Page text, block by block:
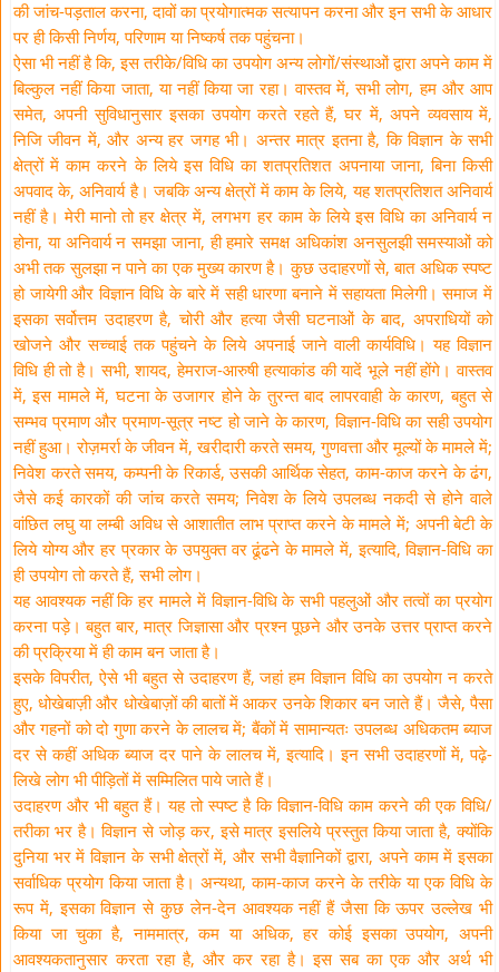
की जांच-पड़ताल करना, दावों का प्रयोगात्मक सत्यापन करना और इन सभी के आधार
पर ही किसी निर्णय, परिणाम या निष्कर्ष तक पहुंचना।
ऐसा भी नहीं है कि, इस तरीके/विधि का उपयोग अन्य लोगों/संस्थाओं द्वारा अपने काम में
बिल्कुल नहीं किया जाता, या नहीं किया जा रहा। वास्तव में, सभी लोग, हम और आप
समेत, अपनी सुविधानुसार इसका उपयोग करते रहते हैं, घर में, अपने व्यवसाय में,
निजि जीवन में, और अन्य हर जगह भी। अन्तर मात्र इतना है, कि विज्ञान के सभी
क्षेत्रों में काम करने के लिये इस विधि का शतप्रतिशत अपनाया जाना, बिना किसी
अपवाद के, अनिवार्य है। जबकि अन्य क्षेत्रों में काम के लिये, यह शतप्रतिशत अनिवार्य
नहीं है। मेरी मानो तो हर क्षेत्र में, लगभग हर काम के लिये इस विधि का अनिवार्य न
होना, या अनिवार्य न समझा जाना, ही हमारे समक्ष अधिकांश अनसुलझी समस्याओं को
अभी तक सुलझा न पाने का एक मुख्य कारण है। कुछ उदाहरणों से, बात अधिक स्पष्ट
हो जायेगी और विज्ञान विधि के बारे में सही धारणा बनाने में सहायता मिलेगी। समाज में
इसका सर्वोत्तम उदाहरण है, चोरी और हत्या जैसी घटनाओं के बाद, अपराधियों को
खोजने और सच्चाई तक पहुंचने के लिये अपनाई जाने वाली कार्यविधि। यह विज्ञान
विधि ही तो है। सभी, शायद, हेमराज-आरुषी हत्याकांड की यादें भूले नहीं होंगे। वास्तव
में, इस मामले में, घटना के उजागर होने के तुरन्त बाद लापरवाही के कारण, बहुत से
सम्भव प्रमाण और प्रमाण-सूत्र नष्ट हो जाने के कारण, विज्ञान-विधि का सही उपयोग
नहीं हुआ। रोज़मर्रा के जीवन में, खरीदारी करते समय, गुणवत्ता और मूल्यों के मामले में;
निवेश करते समय, कम्पनी के रिकार्ड, उसकी आर्थिक सेहत, काम-काज करने के ढंग,
जैसे कई कारकों की जांच करते समय; निवेश के लिये उपलब्ध नकदी से होने वाले
वांछित लघु या लम्बी अविध से आशातीत लाभ प्राप्त करने के मामले में; अपनी बेटी के
लिये योग्य और हर प्रकार के उपयुक्त वर ढूंढने के मामले में, इत्यादि, विज्ञान-विधि का
ही उपयोग तो करते हैं, सभी लोग।
यह आवश्यक नहीं कि हर मामले में विज्ञान-विधि के सभी पहलुओं और तत्वों का प्रयोग
करना पड़े। बहुत बार, मात्र जिज्ञासा और प्रश्न पूछने और उनके उत्तर प्राप्त करने
की प्रक्रिया में ही काम बन जाता है।
इसके विपरीत, ऐसे भी बहुत से उदाहरण हैं, जहां हम विज्ञान विधि का उपयोग न करते
हुए, धोखेबाज़ी और धोखेबाज़ों की बातों में आकर उनके शिकार बन जाते हैं। जैसे, पैसा
और गहनों को दो गुणा करने के लालच में; बैंकों में सामान्यतः उपलब्ध अधिकतम ब्याज
दर से कहीं अधिक ब्याज दर पाने के लालच में, इत्यादि। इन सभी उदाहरणों में, पढ़े-
लिखे लोग भी पीड़ितों में सम्मिलित पाये जाते हैं।
उदाहरण और भी बहुत हैं। यह तो स्पष्ट है कि विज्ञान-विधि काम करने की एक विधि/
तरीका भर है। विज्ञान से जोड़ कर, इसे मात्र इसलिये प्रस्तुत किया जाता है, क्योंकि
दुनिया भर में विज्ञान के सभी क्षेत्रों में, और सभी वैज्ञानिकों द्वारा, अपने काम में इसका
सर्वाधिक प्रयोग किया जाता है। अन्यथा, काम-काज करने के तरीके या एक विधि के
रूप में, इसका विज्ञान से कुछ लेन-देन आवश्यक नहीं हैं जैसा कि ऊपर उल्लेख भी
किया जा चुका है, नाममात्र, कम या अधिक, हर कोई इसका उपयोग, अपनी
आवश्यकतानुसार करता रहा है, और कर रहा है। इस सब का एक और अर्थ भी